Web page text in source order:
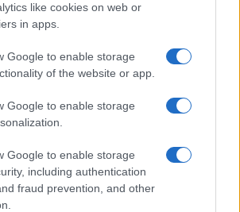
like cookies on web or
in apps.
Google to enable storage
of the website or app.
Google to enable storage
Google to enable storage
including authentication
fraud prevention, and other
influisce sui titoli di Stato e le strategie per